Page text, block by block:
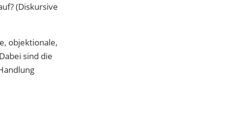
(Diskursive
objektionale,
sind die